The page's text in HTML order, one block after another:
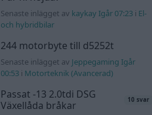
Senaste inlägget av kaykay Igår 07:23 i El-
och hybridbilar
244 motorbyte till d5252t
Senaste inlägget av Jeppegaming Igår
00:53 i Motorteknik (Avancerad)
Passat -13 2.0tdi DSG
Växellåda bråkar
10 svar